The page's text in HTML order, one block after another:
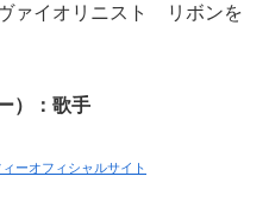
ァイオリニスト リボンを
）：歌手
ーオフィシャルサイト